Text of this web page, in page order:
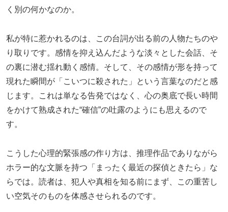
く別の何かなのか。
私が特に惹かれるのは、この台詞が出る前の人物たちのや
り取りです。感情を抑え込んだような淡々とした会話、そ
の裏に潜む揺れ動く感情。そして、その感情が形を持って
現れた瞬間が「こいつに殺された」という言葉なのだと感
じます。これは単なる告発ではなく、心の奥底で長い時間
をかけて熟成された“確信”の吐露のようにも思えるので
す。
こうした心理的緊張感の作り方は、推理作品でありながら
ホラー的な文脈を持つ「まったく最近の探偵ときたら」な
らでは。読者は、犯人や真相を知る前にまず、この重苦し
い空気そのものを体感させられるのです。